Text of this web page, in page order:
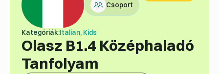
Csoport
Kategóriák:Italian, Kids
Olasz B1.4 Középhaladó
Tanfolyam